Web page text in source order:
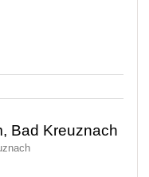
Bad Kreuznach